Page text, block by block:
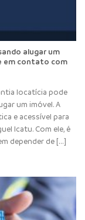
alugar um
em contato com
locatícia pode
um imóvel. A
e acessível para
Icatu. Com ele, é
depender de [...]